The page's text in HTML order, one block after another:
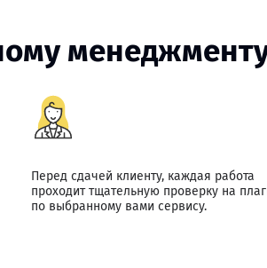
Перед сдачей клиенту, каждая работа
проходит тщательную проверку на
по выбранному вами сервису.